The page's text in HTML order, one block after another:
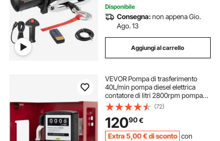
Disponibile
Consegna:non appena Gio.
Ago. 13
Aggiungi al carrello
VEVOR Pompa di trasferimento
40L/min pompa diesel elettrica
contatore di litri 2800rpm pompa
diesel elettrica automatica 220V
pompa olio inverso autoadescante
(72)
12090€
Extra 5,00 €di sconto con